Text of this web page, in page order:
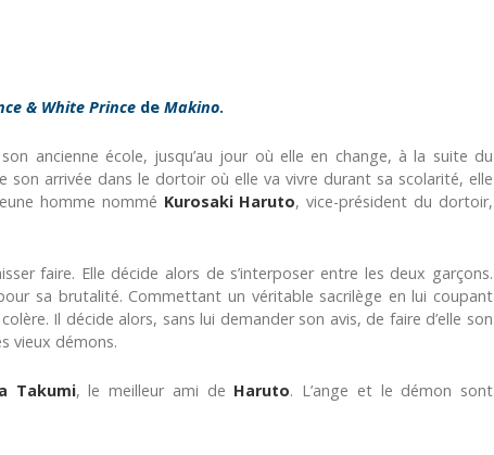
& White Prince de Makino.
ancienne école, jusqu’au jour où elle en change, à la suite du
son arrivée dans le dortoir où elle va vivre durant sa scolarité, elle
homme nommé Kurosaki Haruto, vice-président du dortoir,
faire. Elle décide alors de s’interposer entre les deux garçons.
sa brutalité. Commettant un véritable sacrilège en lui coupant
Il décide alors, sans lui demander son avis, de faire d’elle son
vieux démons.
Takumi, le meilleur ami de Haruto. L’ange et le démon sont